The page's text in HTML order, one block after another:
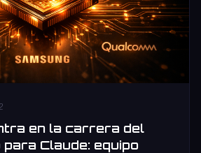
en la carrera del
Claude: equipo